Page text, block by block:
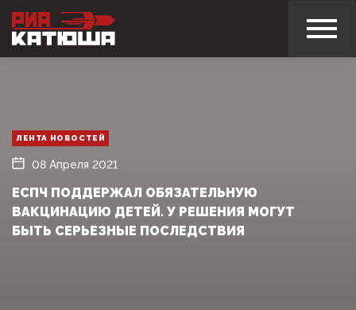
ЛЕНТА НОВОСТЕЙ
08 Апреля 2021
ЕСПЧ ПОДДЕРЖАЛ ОБЯЗАТЕЛЬНУЮ
ВАКЦИНАЦИЮ ДЕТЕЙ. У РЕШЕНИЯ МОГУТ
БЫТЬ СЕРЬЕЗНЫЕ ПОСЛЕДСТВИЯ